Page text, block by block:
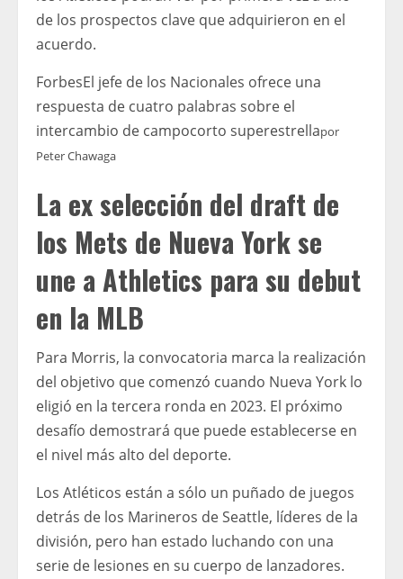
de los prospectos clave que adquirieron en el
acuerdo.
ForbesEl jefe de los Nacionales ofrece una
respuesta de cuatro palabras sobre el
intercambio de campocorto superestrellapor
Peter Chawaga
La ex selección del draft de
los Mets de Nueva York se
une a Athletics para su debut
en la MLB
Para Morris, la convocatoria marca la realización
del objetivo que comenzó cuando Nueva York lo
eligió en la tercera ronda en 2023. El próximo
desafío demostrará que puede establecerse en
el nivel más alto del deporte.
Los Atléticos están a sólo un puñado de juegos
detrás de los Marineros de Seattle, líderes de la
división, pero han estado luchando con una
serie de lesiones en su cuerpo de lanzadores.